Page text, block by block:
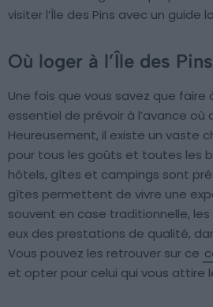
visiter l’Île des Pins avec un guide
Où loger à l’Île des
Une fois que vous savez que faire
essentiel de prévoir à l’avance où
Heureusement, il existe un vaste
pour tous les goûts et toutes les
hôtels, gîtes et campings sont
gîtes permettent de vivre une
souvent en case traditionnelle,
eux des prestations de qualité,
Vous pouvez les retrouver sur ce
et opter pour celui qui vous attire